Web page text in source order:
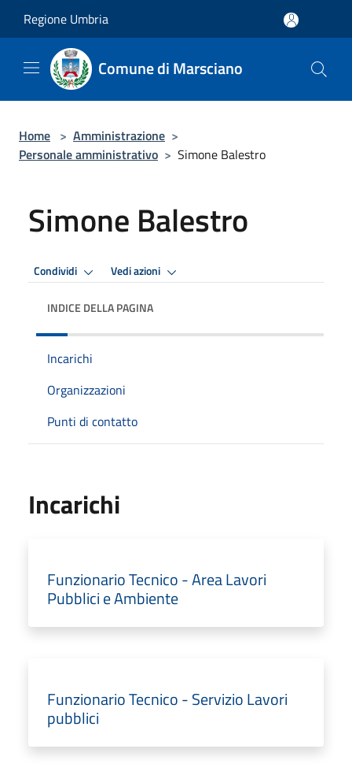
Regione Umbria
Comune di Marsciano
Home > Amministrazione >
Personale amministrativo > Simone Balestro
Simone Balestro
Condividi Vedi azioni
INDICE DELLA PAGINA
Incarichi
Organizzazioni
Punti di contatto
Incarichi
Funzionario Tecnico - Area Lavori
Pubblici e Ambiente
Funzionario Tecnico - Servizio Lavori
pubblici